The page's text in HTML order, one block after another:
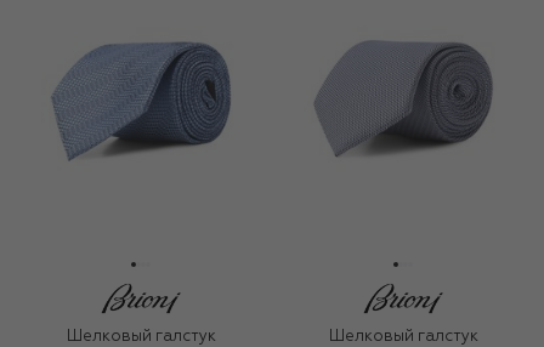
Шелковый галстук
Шелковый галстук